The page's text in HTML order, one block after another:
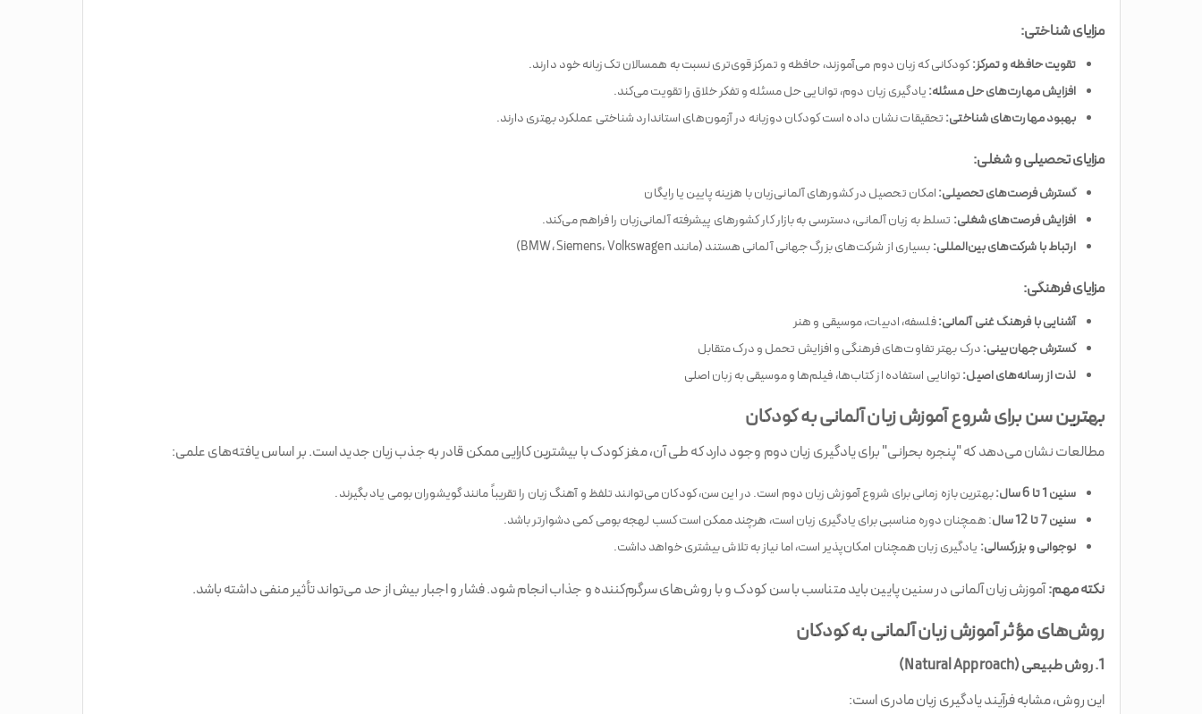
مزایای شناختی:
تقویت حافظه و تمرکز:کودکانی که زبان دوم می‌آموزند، حافظه و تمرکز قوی‌تری نسبت به همسالان تک‌زبانه خود دارند.
افزایش مهارت‌های حل مسئله:یادگیری زبان دوم، توانایی حل مسئله و تفکر خلاق را تقویت می‌کند.
بهبود مهارت‌های شناختی:تحقیقات نشان داده است کودکان دوزبانه در آزمون‌های استاندارد شناختی عملکرد بهتری دارند.
مزایای تحصیلی و شغلی:
گسترش فرصت‌های تحصیلی:امکان تحصیل در کشورهای آلمانی‌زبان با هزینه پایین یا رایگان
افزایش فرصت‌های شغلی: تسلط به زبان آلمانی، دسترسی به بازار کار کشورهای پیشرفته آلمانی‌زبان را فراهم می‌کند.
ارتباط با شرکت‌های بین‌المللی:بسیاری از شرکت‌های بزرگ جهانی آلمانی هستند (مانند BMW، Siemens، Volkswagen)
مزایای فرهنگی:
آشنایی با فرهنگ غنی آلمانی:فلسفه، ادبیات، موسیقی و هنر
گسترش جهان‌بینی:درک بهتر تفاوت‌های فرهنگی و افزایش تحمل و درک متقابل
لذت از رسانه‌های اصیل:توانایی استفاده از کتاب‌ها، فیلم‌ها و موسیقی به زبان اصلی
بهترین سن برای شروع آموزش زبان آلمانی به کودکان
مطالعات نشان می‌دهد که "پنجره بحرانی" برای یادگیری زبان دوم وجود دارد که طی آن، مغز کودک با بیشترین کارایی ممکن قادر به جذب زبان جدید است. بر اساس یافته‌های علمی:
سنین 1 تا 6 سال:
بهترین بازه زمانی برای شروع آموزش زبان دوم است. در این سن، کودکان می‌توانند تلفظ و آهنگ زبان را تقریباً مانند گویشوران بومی یاد بگیرند.
سنین 7 تا 12 سال
: همچنان دوره مناسبی برای یادگیری زبان است، هرچند ممکن است کسب لهجه بومی کمی دشوارتر باشد.
نوجوانی و بزرگسالی: یادگیری زبان همچنان امکان‌پذیر است، اما نیاز به تلاش بیشتری خواهد داشت.
نکته مهم:آموزش زبان آلمانی در سنین پایین باید متناسب با سن کودک و با روش‌های سرگرم‌کننده و جذاب انجام شود. فشار و اجبار بیش از حد می‌تواند تأثیر منفی داشته باشد.
روش‌های مؤثر آموزش زبان آلمانی به کودکان
1. روش طبیعی (Natural Approach)
این روش، مشابه فرآیند یادگیری زبان مادری است: